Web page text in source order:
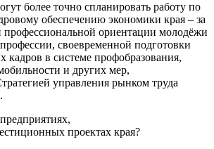
более точно спланировать работу по
обеспечению экономики края – за
профессиональной ориентации молодёжи
своевременной подготовки
в системе профобразования,
и других мер,
управления рынком труда
проектах края?